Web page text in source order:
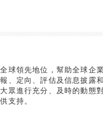
球領先地位，幫助全球企
、定向、評估及信息披露
眾進行充分、及時的動態
支持。